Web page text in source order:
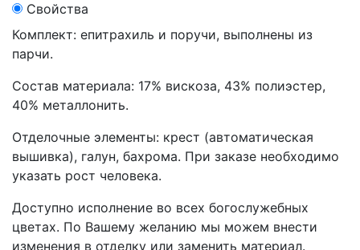
Свойства
Комплект: епитрахиль и поручи, выполнены из
парчи.
Состав материала: 17% вискоза, 43% полиэстер,
40% металлонить.
Отделочные элементы: крест (автоматическая
вышивка), галун, бахрома. При заказе необходимо
указать рост человека.
Доступно исполнение во всех богослужебных
цветах. По Вашему желанию мы можем внести
изменения в отделку или заменить материал.